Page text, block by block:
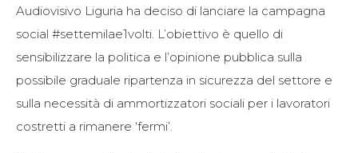
Audiovisivo Liguria ha deciso di lanciare la campagna
social #settemilae1volti. L’obiettivo è quello di
sensibilizzare la politica e l’opinione pubblica sulla
possibile graduale ripartenza in sicurezza del settore e
sulla necessità di ammortizzatori sociali per i lavoratori
costretti a rimanere ‘fermi’.